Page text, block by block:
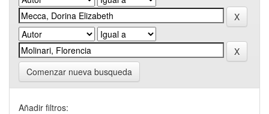
Comenzar nueva busqueda
Añadir filtros: